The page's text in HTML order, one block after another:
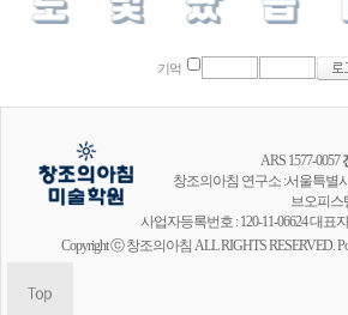
기억
ARS 1577-0057
창조의아침 연구소 :서울특별
브오피스
사업자등록번호 : 120-11-06624 대표
Copyright ⓒ 창조의아침 ALL RIGHTS RESERVED.